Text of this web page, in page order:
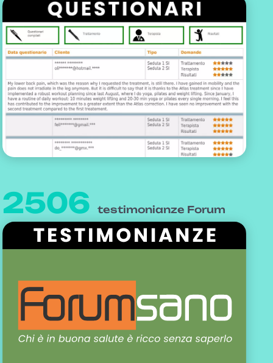
2506 testimonianze Forum